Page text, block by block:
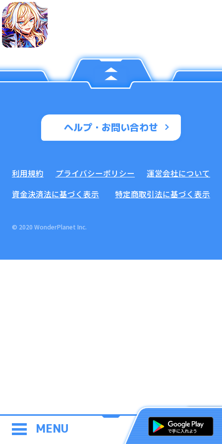
MENU
ヘルプ・お問い合わせ
利用規約 プライバシーポリシー
運営会社について
資金決済法に基づく表示
特定商取引法に基づく表示
© 2020 WonderPlanet Inc.